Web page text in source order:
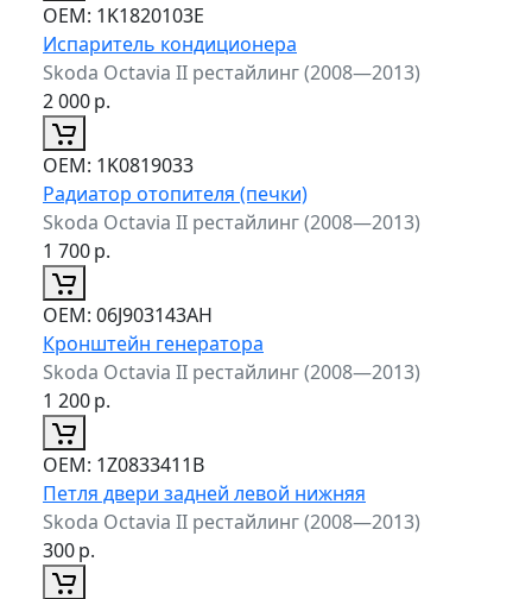
ОЕМ: 1K1820103E
Испаритель кондиционера
Skoda Octavia II рестайлинг (2008—2013)
2 000р.
ОЕМ: 1K0819033
Радиатор отопителя (печки)
Skoda Octavia II рестайлинг (2008—2013)
1 700р.
ОЕМ: 06J903143AH
Кронштейн генератора
Skoda Octavia II рестайлинг (2008—2013)
1 200р.
ОЕМ: 1Z0833411B
Петля двери задней левой нижняя
Skoda Octavia II рестайлинг (2008—2013)
300р.